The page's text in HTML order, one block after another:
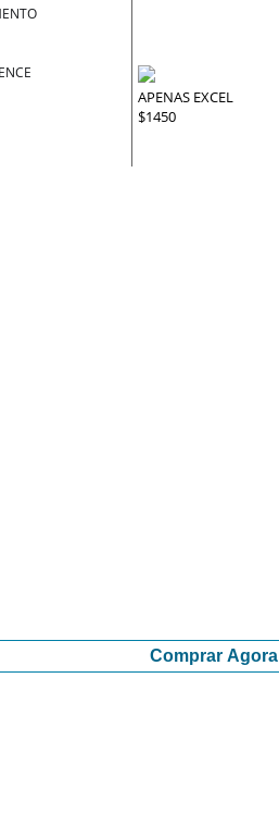
APENAS EXCEL
$1450
Comprar Agora